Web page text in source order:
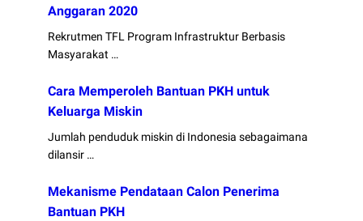
Anggaran 2020
Rekrutmen TFL Program Infrastruktur Berbasis
Masyarakat …
Cara Memperoleh Bantuan PKH untuk
Keluarga Miskin
Jumlah penduduk miskin di Indonesia sebagaimana
dilansir …
Mekanisme Pendataan Calon Penerima
Bantuan PKH